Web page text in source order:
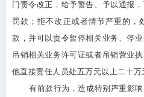
门责令改正，给予警告、予以通报
罚款；拒不改正或者情节严重的，
款，并可以责令暂停相关业务、停
吊销相关业务许可证或者吊销营业
他直接责任人员处五万元以上二十万
有前款行为，造成特别严重影